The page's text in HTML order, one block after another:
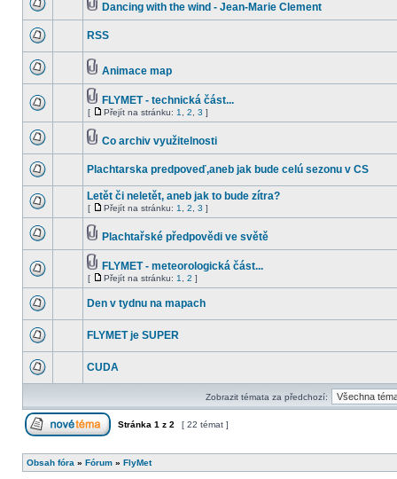
Dancing with the wind - Jean-Marie Clement
RSS
Animace map
FLYMET - technická část...
[ Přejít na stránku: 1 2 3 ]
Co archiv využitelnosti
Plachtarska predpoveď,aneb jak bude celú sezonu v CS
Letět či neletět, aneb jak to bude zítra?
[ Přejít na stránku: 1 2 3 ]
Plachtařské předpovědi ve světě
FLYMET - meteorologická část...
[ Přejít na stránku: 1 2 ]
Den v tydnu na mapach
FLYMET je SUPER
CUDA
Zobrazit témata za předchozí:
Stránka 1 z 2 [ 22 témat ]
Obsah fóra » Fórum » FlyMet